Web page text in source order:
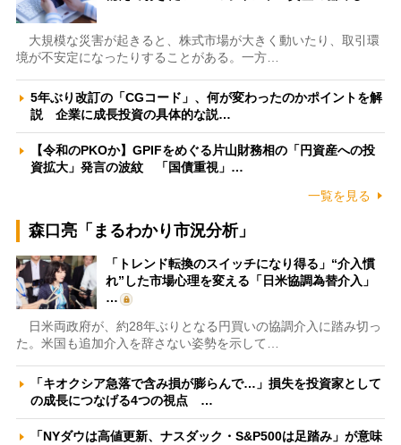
大規模な災害が起きると、株式市場が大きく動いたり、取引環
境が不安定になったりすることがある。一方…
5年ぶり改訂の「CGコード」、何が変わったのかポイントを解
説 企業に成長投資の具体的な説…
【令和のPKOか】GPIFをめぐる片山財務相の「円資産への投
資拡大」発言の波紋 「国債重視」…
一覧を見る
森口亮「まるわかり市況分析」
「トレンド転換のスイッチになり得る」“介入慣
れ”した市場心理を変える「日米協調為替介入」
…
日米両政府が、約28年ぶりとなる円買いの協調介入に踏み切っ
た。米国も追加介入を辞さない姿勢を示して…
「キオクシア急落で含み損が膨らんで…」損失を投資家として
の成長につなげる4つの視点 …
「NYダウは高値更新、ナスダック・S&P500は足踏み」が意味